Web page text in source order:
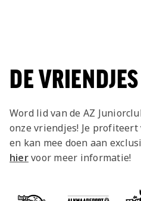
DE
Word lid van de AZ
onze vriendjes! Je
en kan mee doen aan
hiervoor meer informatie!